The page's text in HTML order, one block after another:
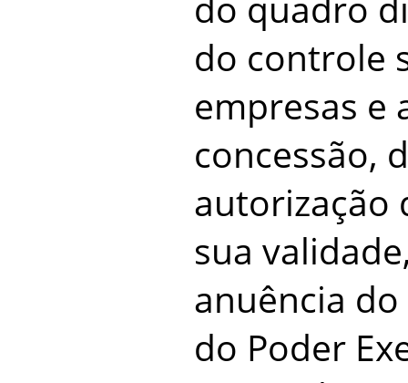
do controle
empresas e
concessão,
autorização
sua
anuência
do Poder